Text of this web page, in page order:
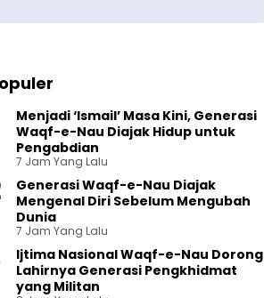
Menjadi ‘Ismail’ Masa Kini, Generasi
Waqf-e-Nau Diajak Hidup untuk
Pengabdian
7 Jam Yang Lalu
Generasi Waqf-e-Nau Diajak
Mengenal Diri Sebelum Mengubah
Dunia
7 Jam Yang Lalu
Ijtima Nasional Waqf-e-Nau Dorong
Lahirnya Generasi Pengkhidmat
yang Militan